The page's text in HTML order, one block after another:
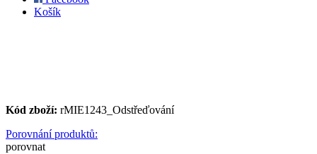
Košík
Kód zboží: rMIE1243_Odstřeďování
Porovnání produktů:
porovnat